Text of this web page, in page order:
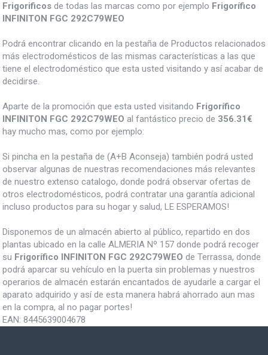
Frigorificos de todas las marcas como por ejemplo Frigorífico
INFINITON FGC 292C79WEO
Podrá encontrar clicando en la pestaña de Productos relacionados
más electrodomésticos de las mismas características a las que
tiene el electrodoméstico que esta usted visitando y así acabar de
decidirse.
Aparte de la promoción que esta usted visitando Frigorífico
INFINITON FGC 292C79WEO al fantástico precio de 356.31€
hay mucho mas, como por ejemplo:
Si pincha en la pestaña de (A+B Aconseja) también podrá usted
observar algunas de nuestras recomendaciones más relevantes
de nuestro extenso catalogo, donde podrá observar ofertas de
otros electrodomésticos, podrá contratar una garantía adicional
incluso productos para su hogar y salud, LE ESPERAMOS!
Disponemos de un almacén abierto al público, repartido en dos
plantas ubicado en la calle ALMERIA Nº 157 donde podrá recoger
su Frigorífico INFINITON FGC 292C79WEO de Terrassa, donde
podrá aparcar su vehículo en la puerta sin problemas y nuestros
operarios de almacén estarán encantados de ayudarle a cargar el
aparato adquirido y así de esta manera habrá ahorrado aun mas
en la compra, al no pagar portes!
EAN: 8445639004678